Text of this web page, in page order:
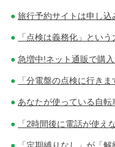
旅行予約サイトは申し込
「点検は義務化」とい
急増中!ネット通販で購
「分電盤の点検に行き
あなたが使っている自
「2時間後に電話が使え